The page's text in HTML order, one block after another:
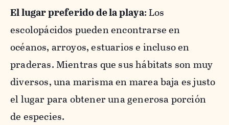
El lugar preferido de la playa: Los
escolopácidos pueden encontrarse en
océanos, arroyos, estuarios e incluso en
praderas. Mientras que sus hábitats son muy
diversos, una marisma en marea baja es justo
el lugar para obtener una generosa porción
de especies.